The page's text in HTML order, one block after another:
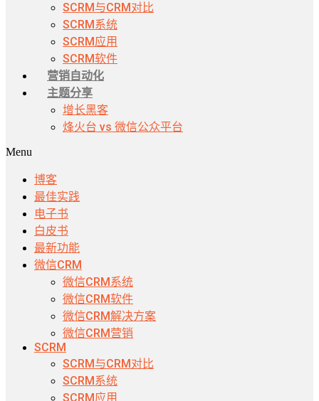
SCRM与CRM对比
SCRM系统
SCRM应用
SCRM软件
营销自动化
主题分享
增长黑客
烽火台 vs 微信公众平台
Menu
博客
最佳实践
电子书
白皮书
最新功能
微信CRM
微信CRM系统
微信CRM软件
微信CRM解决方案
微信CRM营销
SCRM
SCRM与CRM对比
SCRM系统
SCRM应用